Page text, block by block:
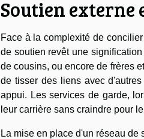
Soutien externe
Face à la complexité de
de soutien revêt une
de cousins, ou encore de frères
de tisser des liens avec
appui. Les services de garde,
leur carrière sans craindre pour
La mise en place d'un réseau